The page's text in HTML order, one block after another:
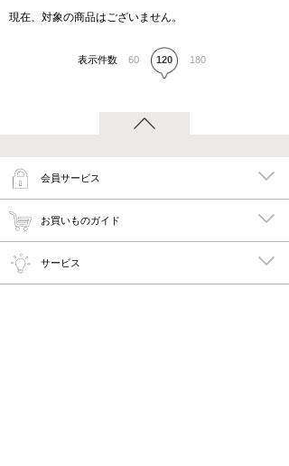
現在、対象の商品はございません。
表示件数 60 120 180
会員サービス
お買いものガイド
サービス